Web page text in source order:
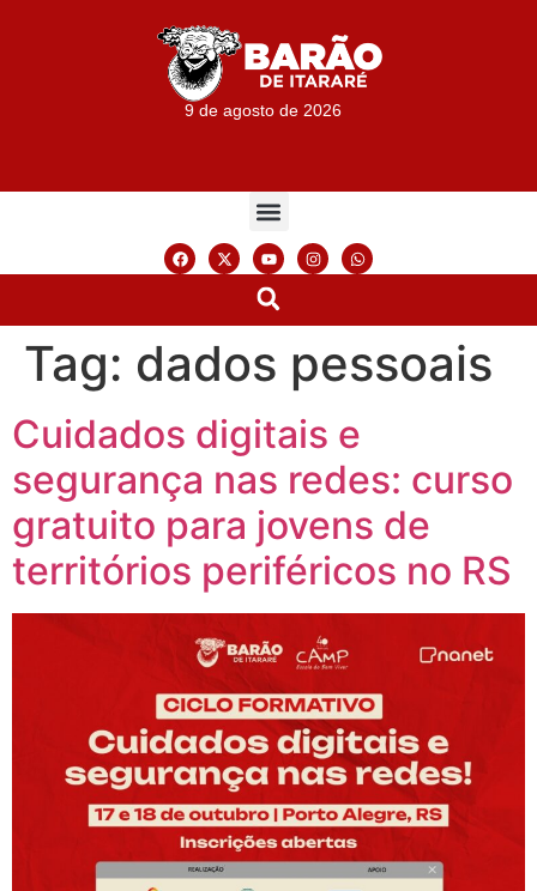
9 de agosto de 2026
Tag: dados pessoais
Cuidados digitais e
segurança nas redes: curso
gratuito para jovens de
territórios periféricos no RS